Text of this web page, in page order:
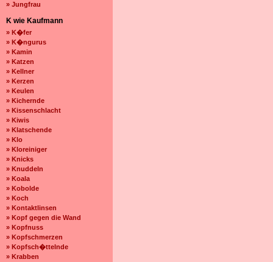
» Jungfrau
K wie Kaufmann
» K�fer
» K�ngurus
» Kamin
» Katzen
» Kellner
» Kerzen
» Keulen
» Kichernde
» Kissenschlacht
» Kiwis
» Klatschende
» Klo
» Kloreiniger
» Knicks
» Knuddeln
» Koala
» Kobolde
» Koch
» Kontaktlinsen
» Kopf gegen die Wand
» Kopfnuss
» Kopfschmerzen
» Kopfsch�ttelnde
» Krabben